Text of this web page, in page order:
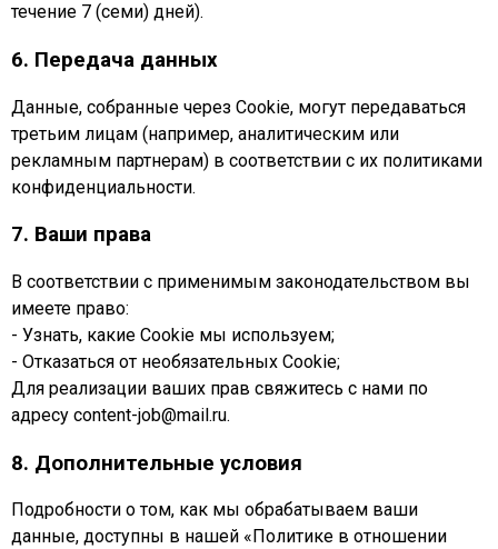
течение 7 (семи) дней).
6. Передача данных
Данные, собранные через Cookie, могут передаваться
третьим лицам (например, аналитическим или
рекламным партнерам) в соответствии с их политиками
конфиденциальности.
7. Ваши права
В соответствии с применимым законодательством вы
имеете право:
- Узнать, какие Cookie мы используем;
- Отказаться от необязательных Cookie;
Для реализации ваших прав свяжитесь с нами по
адресу content-job@mail.ru.
8. Дополнительные условия
Подробности о том, как мы обрабатываем ваши
данные, доступны в нашей «Политике в отношении